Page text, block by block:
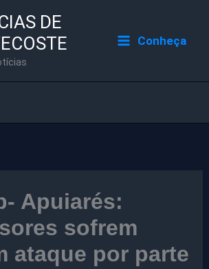
DE
Conheça
Apuiarés:
sofrem
ataque por parte